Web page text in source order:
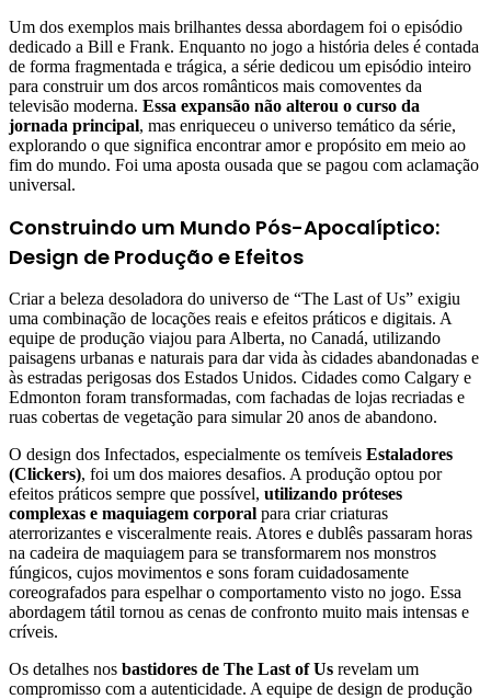
Um dos exemplos mais brilhantes dessa abordagem foi o episódio
dedicado a Bill e Frank. Enquanto no jogo a história deles é contada
de forma fragmentada e trágica, a série dedicou um episódio inteiro
para construir um dos arcos românticos mais comoventes da
televisão moderna. Essa expansão não alterou o curso da
jornada principal, mas enriqueceu o universo temático da série,
explorando o que significa encontrar amor e propósito em meio ao
fim do mundo. Foi uma aposta ousada que se pagou com aclamação
universal.
Construindo um Mundo Pós-Apocalíptico:
Design de Produção e Efeitos
Criar a beleza desoladora do universo de “The Last of Us” exigiu
uma combinação de locações reais e efeitos práticos e digitais. A
equipe de produção viajou para Alberta, no Canadá, utilizando
paisagens urbanas e naturais para dar vida às cidades abandonadas e
às estradas perigosas dos Estados Unidos. Cidades como Calgary e
Edmonton foram transformadas, com fachadas de lojas recriadas e
ruas cobertas de vegetação para simular 20 anos de abandono.
O design dos Infectados, especialmente os temíveis Estaladores
(Clickers), foi um dos maiores desafios. A produção optou por
efeitos práticos sempre que possível, utilizando próteses
complexas e maquiagem corporal para criar criaturas
aterrorizantes e visceralmente reais. Atores e dublês passaram horas
na cadeira de maquiagem para se transformarem nos monstros
fúngicos, cujos movimentos e sons foram cuidadosamente
coreografados para espelhar o comportamento visto no jogo. Essa
abordagem tátil tornou as cenas de confronto muito mais intensas e
críveis.
Os detalhes nos bastidores de The Last of Us revelam um
compromisso com a autenticidade. A equipe de design de produção